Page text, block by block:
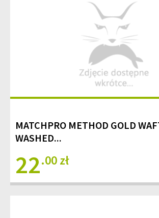
MATCHPRO METHOD GOLD
WASHED...
22.00 zł